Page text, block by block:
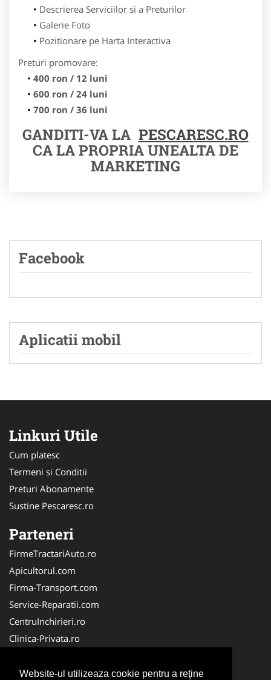
Website-ul utilizeaza cookie pentru a reţine
Descrierea Serviciilor si a Preturilor
Galerie Foto
Pozitionare pe Harta Interactiva
Preturi promovare:
400 ron / 12 luni
600 ron / 24 luni
700 ron / 36 luni
GANDITI-VA LA PESCARESC.RO
CA LA PROPRIA UNEALTA DE
MARKETING
Facebook
Aplicatii mobil
Linkuri Utile
Cum platesc
Termeni si Conditii
Preturi Abonamente
Sustine Pescaresc.ro
Parteneri
FirmeTractariAuto.ro
Apicultorul.com
Firma-Transport.com
Service-Reparatii.com
CentruInchirieri.ro
Clinica-Privata.ro
Servicii-DDD.com